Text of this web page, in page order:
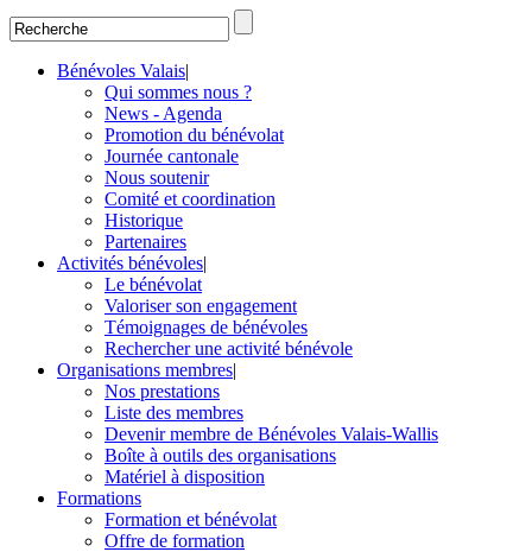
Bénévoles Valais|
Qui sommes nous ?
News - Agenda
Promotion du bénévolat
Journée cantonale
Nous soutenir
Comité et coordination
Historique
Partenaires
Activités bénévoles|
Le bénévolat
Valoriser son engagement
Témoignages de bénévoles
Rechercher une activité bénévole
Organisations membres|
Nos prestations
Liste des membres
Devenir membre de Bénévoles Valais-Wallis
Boîte à outils des organisations
Matériel à disposition
Formations
Formation et bénévolat
Offre de formation